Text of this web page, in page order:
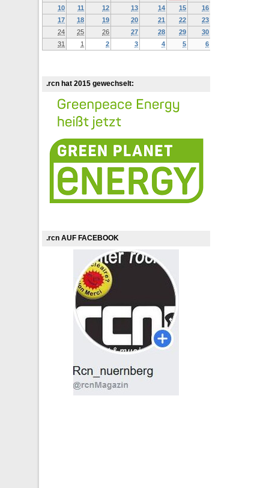
10
11 12 13 14 15
16
17
18 19 20 21 22
23
24
25 26 27 28 29
30
31
1 2 3 4 5 6
.rcn hat 2015 gewechselt:
.rcn AUF FACEBOOK